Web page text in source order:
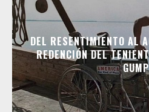
DEL RESENTIMIENTO AL
REDENCIÓN DEL
GUMP